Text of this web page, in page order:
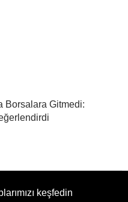
Borsalara Gitmedi:
keşfedin